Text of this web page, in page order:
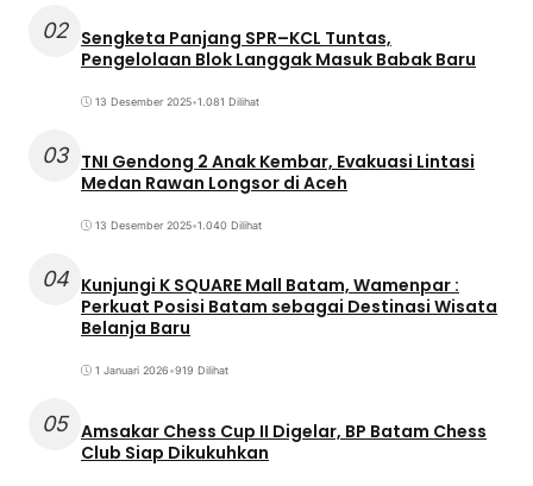
02 Sengketa Panjang SPR–KCL Tuntas,
Pengelolaan Blok Langgak Masuk Babak Baru
13 Desember 2025•1.081 Dilihat
03 TNI Gendong 2 Anak Kembar, Evakuasi Lintasi
Medan Rawan Longsor di Aceh
13 Desember 2025•1.040 Dilihat
04 Kunjungi K SQUARE Mall Batam, Wamenpar :
Perkuat Posisi Batam sebagai Destinasi Wisata
Belanja Baru
1 Januari 2026•919 Dilihat
05 Amsakar Chess Cup II Digelar, BP Batam Chess
Club Siap Dikukuhkan